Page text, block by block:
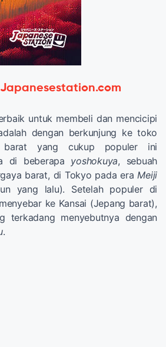
untuk membeli dan mencicipi
dengan berkunjung ke toko
barat yang cukup populer ini
di beberapa yoshokuya, sebuah
barat, di Tokyo pada era Meiji
yang lalu). Setelah populer di
ke Kansai (Jepang barat),
terkadang menyebutnya dengan
.